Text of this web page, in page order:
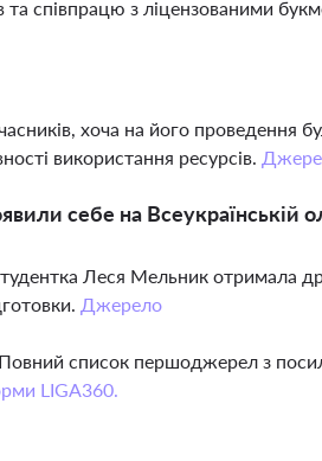
співпрацю з ліцензованими
хоча на його проведення
використання ресурсів.
себе на Всеукраїнській
Леся Мельник отримала
Джерело
список першоджерел з
LIGA360.